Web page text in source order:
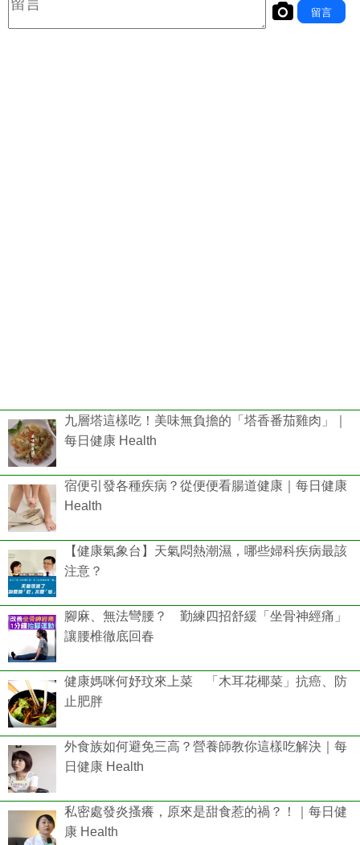
九層塔這樣吃！美味無負擔的「塔香番茄雞肉」｜
每日健康 Health
宿便引發各種疾病？從便便看腸道健康｜每日健康
Health
【健康氣象台】天氣悶熱潮濕，哪些婦科疾病最該
注意？
腳麻、無法彎腰？ 勤練四招舒緩「坐骨神經痛」
讓腰椎徹底回春
健康媽咪何妤玟來上菜 「木耳花椰菜」抗癌、防
止肥胖
外食族如何避免三高？營養師教你這樣吃解決｜每
日健康 Health
私密處發炎搔癢，原來是甜食惹的禍？！｜每日健
康 Health